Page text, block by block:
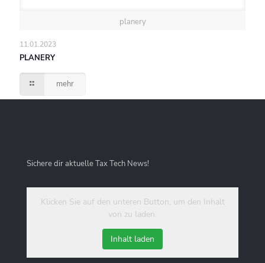
planery
11.01.2023
PLANERY
mehr
Sichere dir aktuelle Tax Tech News!
Klicken Sie auf den unteren Button, um den Inhalt
von zu laden.
Inhalt laden